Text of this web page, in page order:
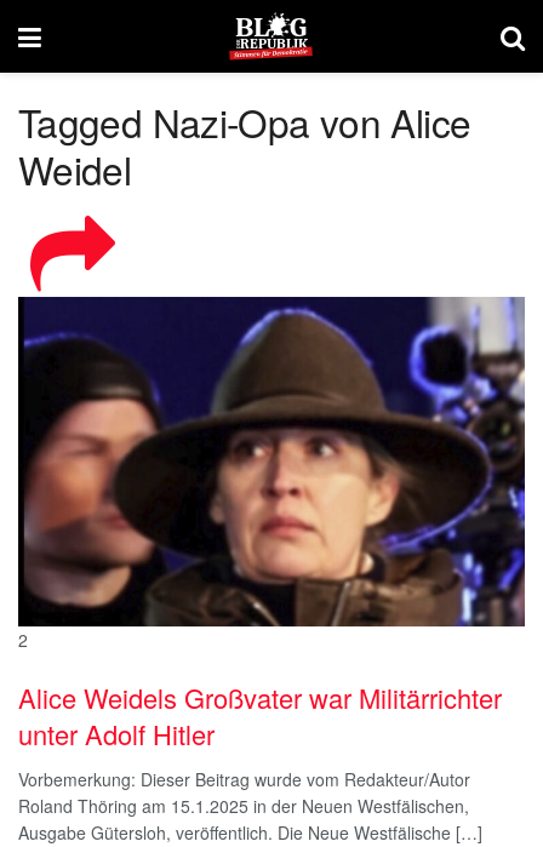
Tagged Nazi-Opa von Alice
Weidel
2
Alice Weidels Großvater war Militärrichter
unter Adolf Hitler
Vorbemerkung: Dieser Beitrag wurde vom Redakteur/Autor
Roland Thöring am 15.1.2025 in der Neuen Westfälischen,
Ausgabe Gütersloh, veröffentlich. Die Neue Westfälische […]